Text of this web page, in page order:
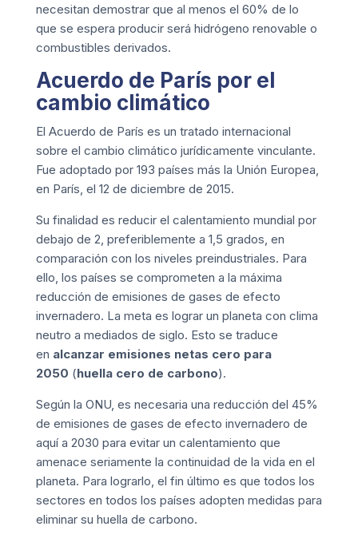
necesitan demostrar que al menos el 60% de lo
que se espera producir será hidrógeno renovable o
combustibles derivados.
Acuerdo de París por el
cambio climático
El Acuerdo de París es un tratado internacional
sobre el cambio climático jurídicamente vinculante.
Fue adoptado por 193 países más la Unión Europea,
en París, el 12 de diciembre de 2015.
Su finalidad es reducir el calentamiento mundial por
debajo de 2, preferiblemente a 1,5 grados, en
comparación con los niveles preindustriales. Para
ello, los países se comprometen a la máxima
reducción de emisiones de gases de efecto
invernadero. La meta es lograr un planeta con clima
neutro a mediados de siglo. Esto se traduce
en alcanzar emisiones netas cero para
2050 (huella cero de carbono).
Según la ONU, es necesaria una reducción del 45%
de emisiones de gases de efecto invernadero de
aquí a 2030 para evitar un calentamiento que
amenace seriamente la continuidad de la vida en el
planeta. Para lograrlo, el fin último es que todos los
sectores en todos los países adopten medidas para
eliminar su huella de carbono.